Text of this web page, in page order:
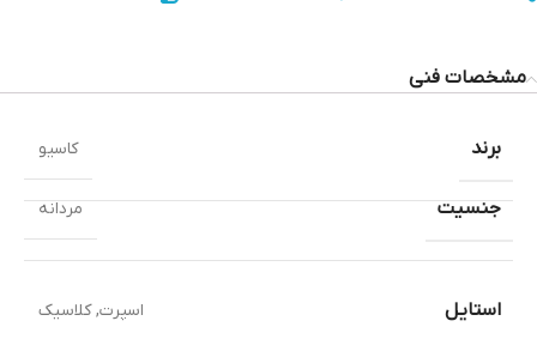
مشخصات فنی
جنسیت مردانه
استایل اسپرت,کلاسیک
برند کاسیو